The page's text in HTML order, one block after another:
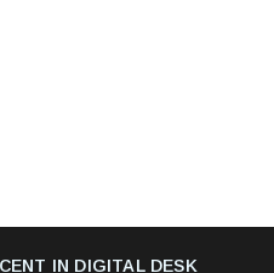
IN DIGITAL DESK